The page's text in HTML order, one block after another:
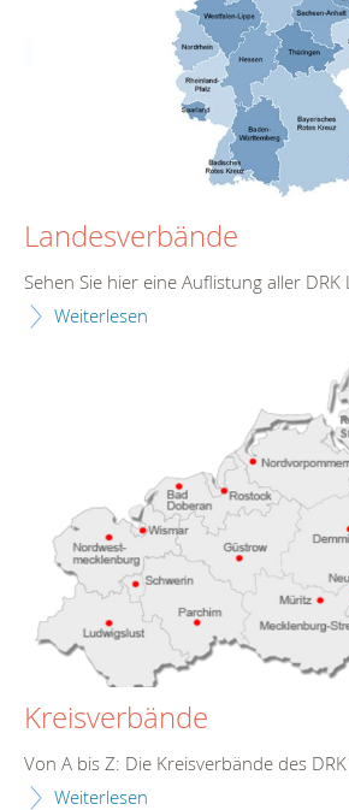
Landesverbände
Sehen Sie hier eine Auflistung aller
Weiterlesen
Kreisverbände
Von A bis Z: Die Kreisverbände des
Weiterlesen